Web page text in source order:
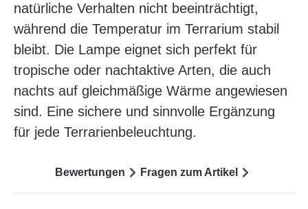
natürliche Verhalten nicht beeinträchtigt,
während die Temperatur im Terrarium stabil
bleibt. Die Lampe eignet sich perfekt für
tropische oder nachtaktive Arten, die auch
nachts auf gleichmäßige Wärme angewiesen
sind. Eine sichere und sinnvolle Ergänzung
für jede Terrarienbeleuchtung.
Bewertungen Fragen zum Artikel